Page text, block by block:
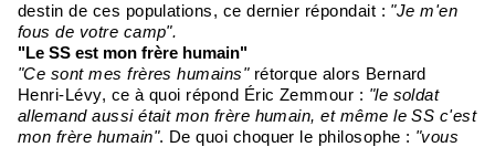
destin de ces populations, ce dernier répondait : "Je m'en
fous de votre camp".
"Le SS est mon frère humain"
"Ce sont mes frères humains" rétorque alors Bernard
Henri-Lévy, ce à quoi répond Éric Zemmour : "le soldat
allemand aussi était mon frère humain, et même le SS c'est
mon frère humain". De quoi choquer le philosophe : "vous